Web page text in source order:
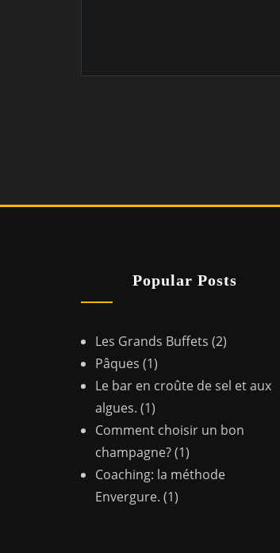
Popular Posts
Les Grands Buffets (2)
Pâques (1)
Le bar en croûte de sel et aux
algues. (1)
Comment choisir un bon
champagne?(1)
Coaching: la méthode
Envergure. (1)